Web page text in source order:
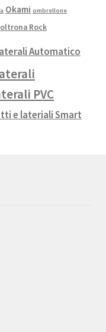
Okami ombrellone
Rock
Automatico
PVC
e lateriali Smart